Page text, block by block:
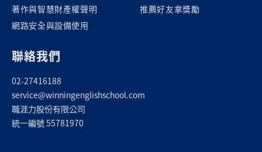
著作與智慧財產權聲明
網路安全與設備使用
推薦好友拿獎勵
聯絡我們
02-27416188
service@winningenglishschool.com
職涯力股份有限公司
統一編號 55781970